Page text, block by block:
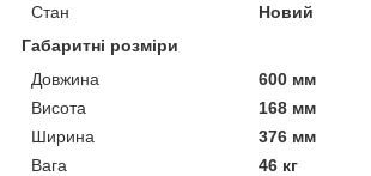
Стан
Новий
Габаритні розміри
Довжина
600 мм
Висота
168 мм
Ширина
376 мм
Вага
46 кг